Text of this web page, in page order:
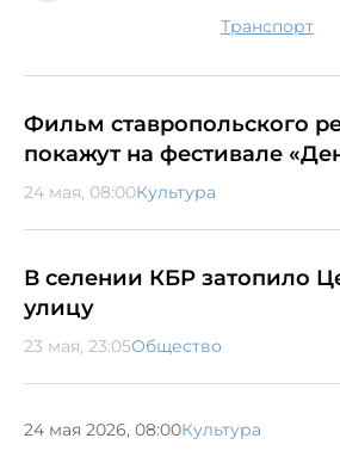
транспорт
Фильм ставропольского
покажут на фестивале
24 мая, 08:00Культура
В селении КБР затопило
улицу
23 мая, 23:05Общество
24 мая 2026, 08:00Культура